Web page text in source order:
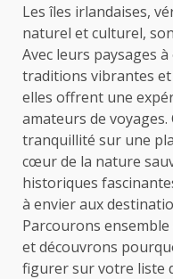
Les îles irlandaises,
naturel et culturel,
Avec leurs paysages
traditions vibrantes
elles offrent une
amateurs de
tranquillité sur une
cœur de la nature
historiques
à envier aux
Parcourons
et découvrons
figurer sur votre liste